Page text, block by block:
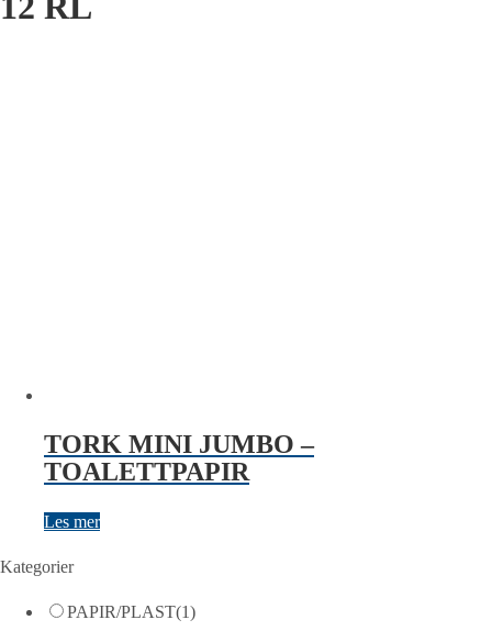
TORK MINI JUMBO –
TOALETTPAPIR
Les mer
Kategorier
PAPIR/PLAST(1)